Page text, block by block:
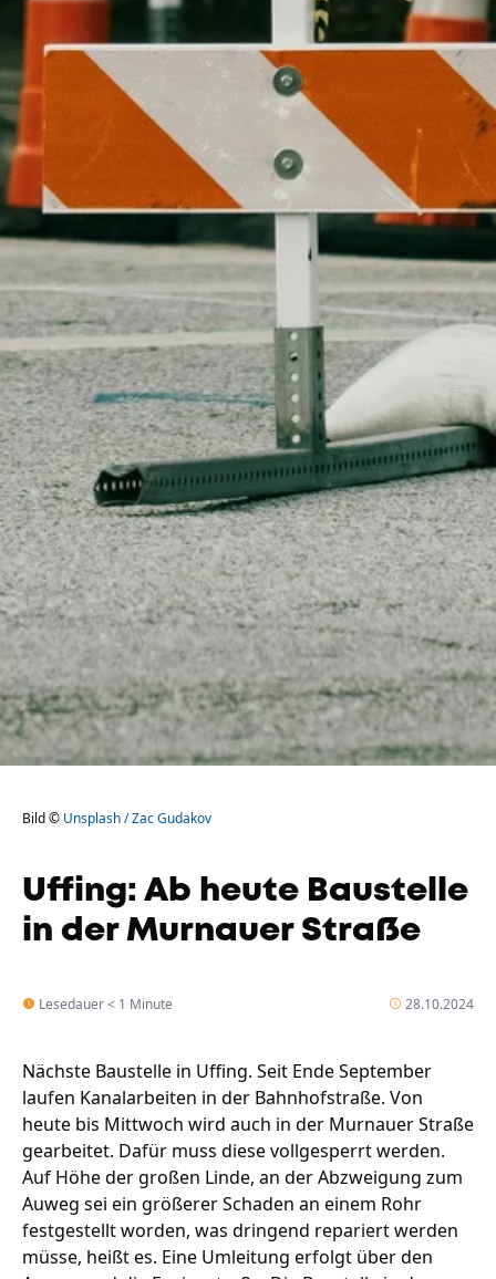
Bild © Unsplash / Zac Gudakov
Uffing: Ab heute Baustelle
in der Murnauer Straße
Lesedauer < 1 Minute 28.10.2024
Nächste Baustelle in Uffing. Seit Ende September
laufen Kanalarbeiten in der Bahnhofstraße. Von
heute bis Mittwoch wird auch in der Murnauer Straße
gearbeitet. Dafür muss diese vollgesperrt werden.
Auf Höhe der großen Linde, an der Abzweigung zum
Auweg sei ein größerer Schaden an einem Rohr
festgestellt worden, was dringend repariert werden
müsse, heißt es. Eine Umleitung erfolgt über den